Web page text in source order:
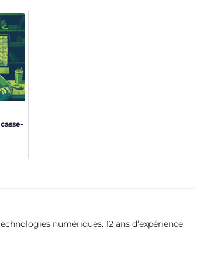
numériques. 12 ans d’expérience